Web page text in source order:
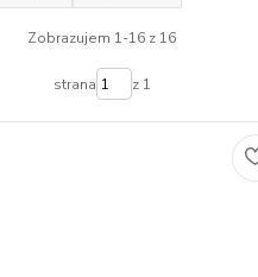
Zobrazujem 1-16 z 16
strana z 1